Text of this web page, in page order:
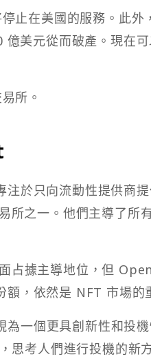
止在美國的服務。此
美元從而破產。現在
所。
於只向流動性提供商
所之一。他們主導了所
占據主導地位，但
，依然是 NFT 市場的
一個更具創新性和投
思考人們進行投機的新